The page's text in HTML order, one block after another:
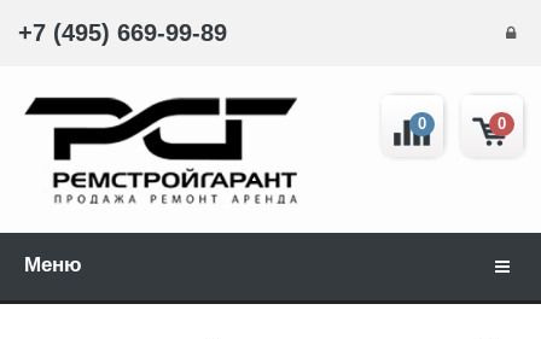
+7 (495) 669-99-89
0
0
Меню